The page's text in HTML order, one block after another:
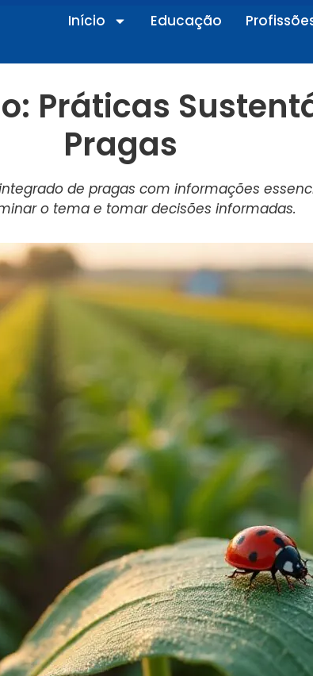
Início Educação
Práticas
Pragas
de pragas com informações
o tema e tomar decisões informadas.